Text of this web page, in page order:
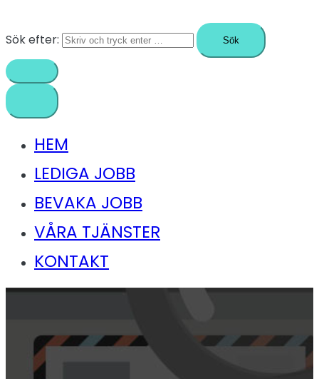
Sök efter:
HEM
LEDIGA JOBB
BEVAKA JOBB
VÅRA TJÄNSTER
KONTAKT